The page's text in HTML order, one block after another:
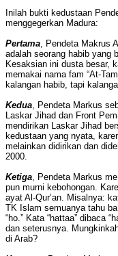
Inilah bukti kedustaan
menggegerkan Madura:
Pertama, Pendeta Makrus
adalah seorang habib yang
Kesaksian ini dusta besar,
memakai nama fam “At-
kalangan habib, tapi
Kedua, Pendeta Markus
Laskar Jihad dan Front
mendirikan Laskar Jihad
kedustaan yang nyata,
melainkan didirikan dan
2000.
Ketiga, Pendeta Markus
pun murni kebohongan.
ayat Al-Qur’an. Misalnya:
TK Islam semuanya tahu
“ho.” Kata “hattaa” dibaca
dan seterusnya.
di Arab?